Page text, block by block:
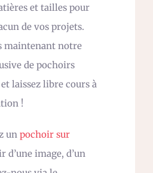
et tailles pour
de vos projets.
maintenant notre
de pochoirs
laissez libre cours à
!
un pochoir sur
d’une image, d’un